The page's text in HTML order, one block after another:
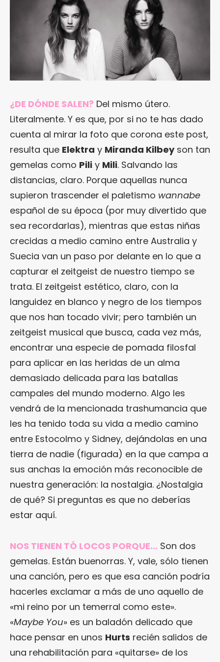
¿DE DÓNDE SALEN? Del mismo útero.
Literalmente. Y es que, por si no te has dado
cuenta al mirar la foto que corona este post,
resulta que Elektra y Miranda Kilbeyson tan
gemelas como Pili y Mili. Salvando las
distancias, claro. Porque aquellas nunca
supieron trascender el paletismo wannabe
español de su época (por muy divertido que
sea recordarlas), mientras que estas niñas
crecidas a medio camino entre Australia y
Suecia van un paso por delante en lo que a
capturar el zeitgeist de nuestro tiempo se
trata. El zeitgeist estético, claro, con la
languidez en blanco y negro de los tiempos
que nos han tocado vivir; pero también un
zeitgeist musical que busca, cada vez más,
encontrar una especie de pomada filosfal
para aplicar en las heridas de un alma
demasiado delicada para las batallas
campales del mundo moderno. Algo les
vendrá de la mencionada trashumancia que
les ha tenido toda su vida a medio camino
entre Estocolmo y Sidney, dejándolas en una
tierra de nadie (figurada) en la que campa a
sus anchas la emoción más reconocible de
nuestra generación: la nostalgia. ¿Nostalgia
de qué? Si preguntas es que no deberías
estar aquí.
NOS TIENEN TÓ LOCOS PORQUE… Son dos
gemelas. Están buenorras. Y, vale, sólo tienen
una canción, pero es que esa canción podría
hacerles exclamar a más de uno aquello de
«mi reino por un temerral como este».
«Maybe You» es un baladón delicado que
hace pensar en unos Hurts recién salidos de
una rehabilitación para «quitarse» de los